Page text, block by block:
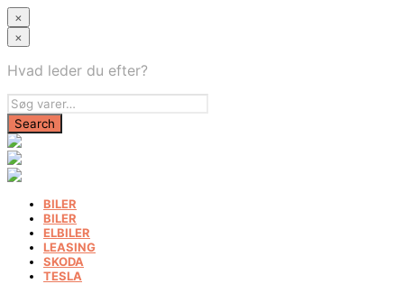
×
×
Hvad leder du efter?
BILER
BILER
ELBILER
LEASING
SKODA
TESLA